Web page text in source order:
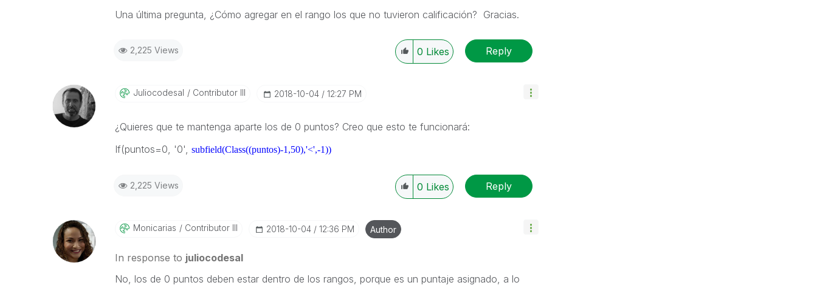
Una última pregunta, ¿Cómo agregar en el rango los que no tuvieron calificación? Gracias.
2,225 Views 0 Likes Reply
Juliocodesal Contributor III ‎2018-10-04 12:27 PM
¿Quieres que te mantenga aparte los de 0 puntos? Creo que esto te funcionará:
If(puntos=0, '0', subfield(Class((puntos)-1,50),'<',-1))
2,225 Views 0 Likes Reply
Monicarias Contributor III ‎2018-10-04 12:36 PM Author
In response to juliocodesal
No, los de 0 puntos deben estar dentro de los rangos, porque es un puntaje asignado, a lo